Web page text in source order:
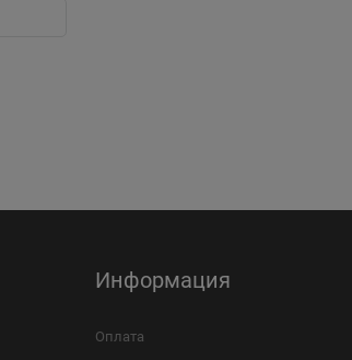
Информация
Оплата